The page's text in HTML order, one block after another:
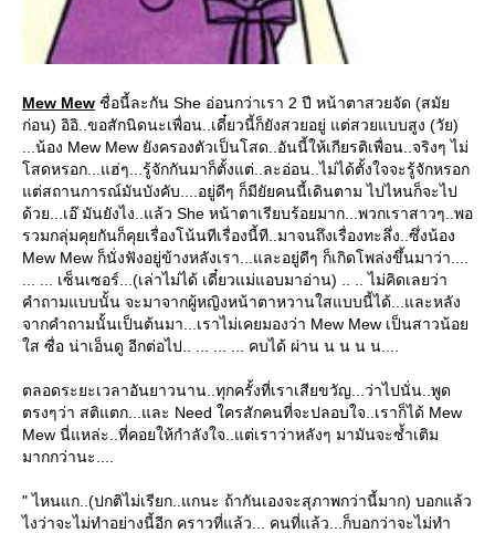
Mew Mew ชื่อนี้ละกัน She อ่อนกว่าเรา 2 ปี หน้าตาสวยจัด (สมั
ก่อน) อิอิ..ขอสักนิดนะเพื่อน..เดี๋ยวนี้ก็ยังสวยอยู่ แต่สวยแบบสูง (วัย)
...น้อง Mew Mew ยังครองตัวเป็นโสด..อันนี้ให้เกียรติเพื่อน..จริงๆ ไม่
สดหรอก...แฮ่ๆ...รู้จักกันมาก็ตั้งแต่..ละอ่อน..ไม่ได้ตั้งใจจะรู้จักหรอก
ต่สถานการณ์มันบังคับ....อยู่ดีๆ ก็มียัยคนนี้เดินตาม ไปไหนก็จะไป
ด้วย...เอ๊ มันยังไง..แล้ว She หน้าตาเรียบร้อยมาก...พวกเราสาวๆ..พอ
รวมกลุ่มคุยกันก็คุยเรื่องโน้นทีเรื่องนี้ที..มาจนถึงเรื่องทะลึ่ง..ซึ่งน้อง
Mew Mew ก็นั่งฟังอยู่ข้างหลังเรา...และอยู่ดีๆ ก็เกิดโพล่งขึ้นมาว่า....
... ... เซ็นเซอร์...(เล่าไม่ได้ เดี๋ยวแม่แอบมาอ่าน) .. .. ไม่คิดเลยว่า
คำถามแบบนั้น จะมาจากผู้หญิงหน้าตาหวานใสแบบนี้ได้...และหลัง
จากคำถามนั้นเป็นต้นมา...เราไม่เคยมองว่า Mew Mew เป็นสาวน้อ
ส ซื่อ น่าเอ็นดู อีกต่อไป.. ... ... ... คบได้ ผ่าน น น น น....
ตลอดระยะเวลาอันยาวนาน..ทุกครั้งที่เราเสียขวัญ...ว่าไปนั่น..พูด
ตรงๆว่า สติแตก...และ Need ใครสักคนที่จะปลอบใจ..เราก็ได้ Mew
Mew นี่แหล่ะ..ที่คอยให้กำลังใจ..แต่เราว่าหลังๆ มามันจะซ้ำเติม
มากกว่านะ....
" ไหนแก..(ปกติไม่เรียก..แกนะ ถ้ากันเองจะสุภาพกว่านี้มาก) บอกแล้ว
ไงว่าจะไม่ทำอย่างนี้อีก คราวที่แล้ว... คนที่แล้ว...ก็บอกว่าจะไม่ทำ